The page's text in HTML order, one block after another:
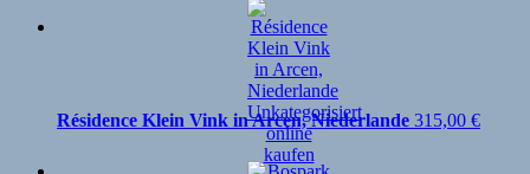
Résidence Klein Vink in Arcen, Niederlande 315,00 €